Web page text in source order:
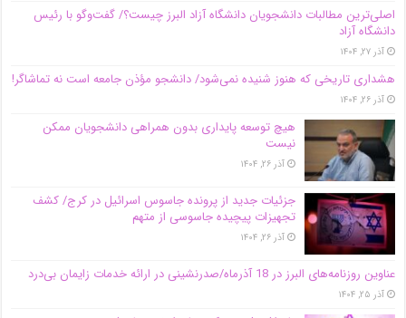
اصلی‌ترین مطالبات دانشجویان دانشگاه آزاد البرز چیست؟/ گفت‌وگو با رئیس
دانشگاه آز‌اد
آذر ۲۷, ۱۴۰۴
هشداری تاریخی که هنوز شنیده نمی‌شود/ دانشجو مؤذن جامعه است نه تماشاگر!
آذر ۲۶, ۱۴۰۴
هیچ توسعه پایداری بدون همراهی دانشجویان ممکن
نیست
آذر ۲۶, ۱۴۰۴
جزئیات جدید از پرونده جاسوس اسرائیل در کرج/‌ کشف
تجهیزات پیچیده جاسوسی از متهم
آذر ۲۶, ۱۴۰۴
عناوین روزنامه‌های البرز در ‌18 آذرماه/صدرنشینی در ارائه خدمات زایمان بی‌درد
آذر ۲۵, ۱۴۰۴